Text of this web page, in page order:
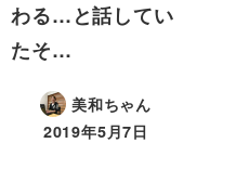
わる…と話してい
たそ…
美和ちゃん
2019年5月7日